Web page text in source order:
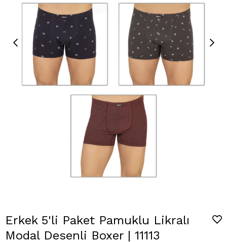
Erkek 5'li Paket Pamuklu Likralı
Modal Desenli Boxer | 11113